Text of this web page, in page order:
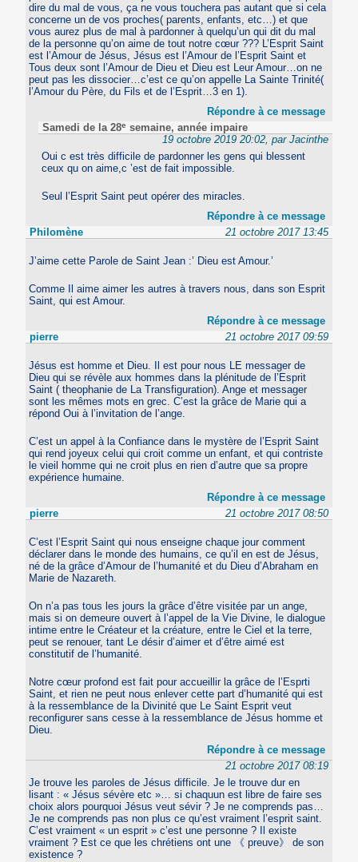
dire du mal de vous, ça ne vous touchera pas autant que si cela
concerne un de vos proches( parents, enfants, etc…) et que
vous aurez plus de mal à pardonner à quelqu’un qui dit du mal
de la personne qu’on aime de tout notre cœur ??? L’Esprit Saint
est l’Amour de Jésus, Jésus est l’Amour de l’Esprit Saint et
Tous deux sont l’Amour de Dieu et Dieu est Leur Amour…on ne
peut pas les dissocier…c’est ce qu’on appelle La Sainte Trinité(
l’Amour du Père, du Fils et de l’Esprit…3 en 1).
Répondre à ce message
Samedi de la 28e semaine, année impaire
19 octobre 2019 20:02, par Jacinthe
Oui c est très difficile de pardonner les gens qui blessent
ceux qu on aime,c ’est de fait impossible.
Seul l’Esprit Saint peut opérer des miracles.
Répondre à ce message
Philomène
21 octobre 2017 13:45
J’aime cette Parole de Saint Jean :’ Dieu est Amour.’
Comme Il aime aimer les autres à travers nous, dans son Esprit
Saint, qui est Amour.
Répondre à ce message
pierre
21 octobre 2017 09:59
Jésus est homme et Dieu. Il est pour nous LE messager de
Dieu qui se révèle aux hommes dans la plénitude de l’Esprit
Saint ( theophanie de La Transfiguration). Ange et messager
sont les mêmes mots en grec. C’est la grâce de Marie qui a
répond Oui à l’invitation de l’ange.
C’est un appel à la Confiance dans le mystère de l’Esprit Saint
qui rend joyeux celui qui croit comme un enfant, et qui contriste
le vieil homme qui ne croit plus en rien d’autre que sa propre
expérience humaine.
Répondre à ce message
pierre
21 octobre 2017 08:50
C’est l’Esprit Saint qui nous enseigne chaque jour comment
déclarer dans le monde des humains, ce qu’il en est de Jésus,
né de la grâce d’Amour de l’humanité et du Dieu d’Abraham en
Marie de Nazareth.
On n’a pas tous les jours la grâce d’être visitée par un ange,
mais si on demeure ouvert à l’appel de la Vie Divine, le dialogue
intime entre le Créateur et la créature, entre le Ciel et la terre,
peut se renouer, tant Le désir d’aimer et d’être aimé est
constitutif de l’humanité.
Notre cœur profond est fait pour accueillir la grâce de l’Esprti
Saint, et rien ne peut nous enlever cette part d’humanité qui est
à la ressemblance de la Divinité que Le Saint Esprit veut
reconfigurer sans cesse à la ressemblance de Jésus homme et
Dieu.
Répondre à ce message
21 octobre 2017 08:19
Je trouve les paroles de Jésus difficile. Je le trouve dur en
lisant : « Jésus sévère etc »… si chaquun est libre de faire ses
choix alors pourquoi Jésus veut sévir ? Je ne comprends pas…
Je ne comprends pas non plus ce qu’est vraiment l’esprit saint.
C’est vraiment « un esprit » c’est une personne ? Il existe
vraiment ? Est ce que les chrétiens ont une 《 preuve》 de son
existence ?